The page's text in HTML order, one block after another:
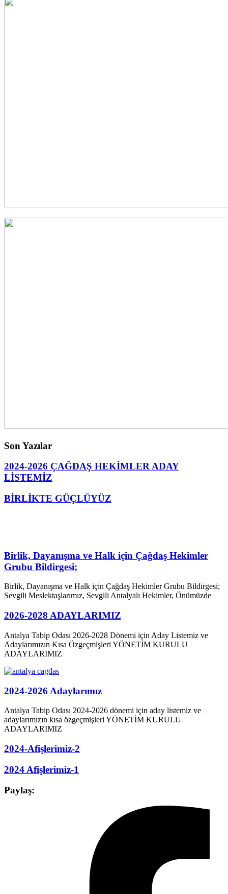
Son Yazılar
2024-2026 ÇAĞDAŞ HEKİMLER ADAY
LİSTEMİZ
BİRLİKTE GÜÇLÜYÜZ
Birlik, Dayanışma ve Halk için Çağdaş Hekimler
Grubu Bildirgesi;
Birlik, Dayanışma ve Halk için Çağdaş Hekimler Grubu Bildirgesi;
Sevgili Meslektaşlarımız, Sevgili Antalyalı Hekimler, Önümüzde
2026-2028 ADAYLARIMIZ
Antalya Tabip Odası 2026-2028 Dönemi için Aday Listemiz ve
Adaylarımızın Kısa Özgeçmişleri YÖNETİM KURULU
ADAYLARIMIZ
2024-2026 Adaylarımız
Antalya Tabip Odası 2024-2026 dönemi için aday listemiz ve
adaylarımızın kısa özgeçmişleri YÖNETİM KURULU
ADAYLARIMIZ
2024-Afişlerimiz-2
2024 Afişlerimiz-1
Paylaş: